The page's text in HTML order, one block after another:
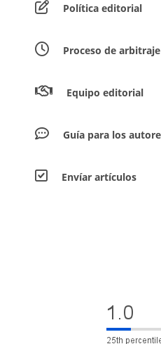
Política editorial
Proceso de arbitraje
Equipo editorial
Guía para los
Envíar artículos